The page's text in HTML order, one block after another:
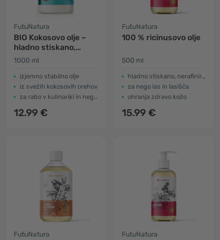
FutuNatura
BIO Kokosovo olje –
hladno stiskano,
nerafinirano
1000 ml
izjemno stabilno olje
iz svežih kokosovih orehov
za rabo v kulinariki in nego kože
12.99 €
FutuNatura
100 % ricinusovo olje
500 ml
hladno stiskano, nerafinirano
za nego las in lasišča
ohranja zdravo kožo
15.99 €
FutuNatura FutuNatura